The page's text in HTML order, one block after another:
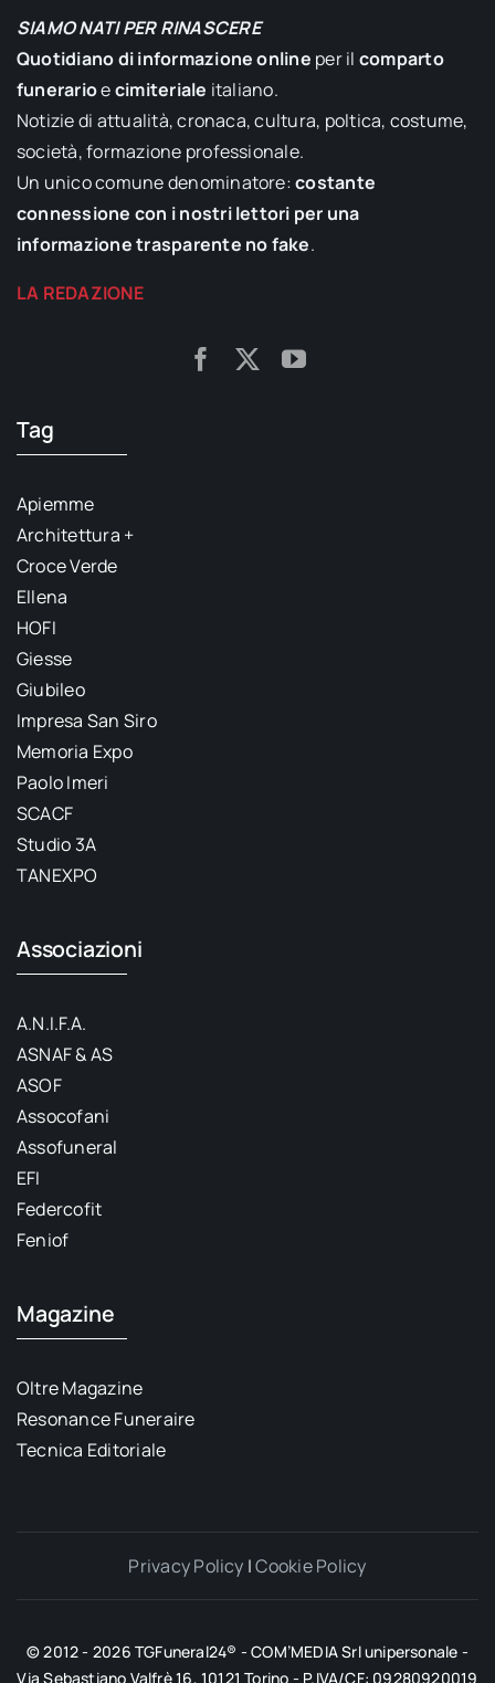
SIAMO NATI PER RINASCERE
Quotidiano di informazione online per il comparto
funerarioecimiteriale italiano.
Notizie di attualità, cronaca, cultura, poltica, costume,
società, formazione professionale.
Un unico comune denominatore:costante
connessione con i nostri lettori per una
informazione trasparente no fake.
LA REDAZIONE
Tag
Apiemme
Architettura +
Croce Verde
Ellena
HOFI
Giesse
Giubileo
Impresa San Siro
Memoria Expo
Paolo Imeri
SCACF
Studio 3A
TANEXPO
Associazioni
A.N.I.F.A.
ASNAF & AS
ASOF
Assocofani
Assofuneral
EFI
Federcofit
Feniof
Magazine
Oltre Magazine
Resonance Funeraire
Tecnica Editoriale
Privacy Policy |Cookie Policy
© 2012 - 2026 TGFuneral24® - COM’MEDIA Srl unipersonale -
Via Sebastiano Valfrè 16, 10121 Torino - P.IVA/CF: 09280920019